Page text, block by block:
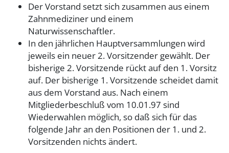
Der Vorstand setzt sich zusammen aus einem
Zahnmediziner und einem
Naturwissenschaftler.
In den jährlichen Hauptversammlungen wird
jeweils ein neuer 2. Vorsitzender gewählt. Der
bisherige 2. Vorsitzende rückt auf den 1. Vorsitz
auf. Der bisherige 1. Vorsitzende scheidet damit
aus dem Vorstand aus. Nach einem
Mitgliederbeschluß vom 10.01.97 sind
Wiederwahlen möglich, so daß sich für das
folgende Jahr an den Positionen der 1. und 2.
Vorsitzenden nichts ändert.